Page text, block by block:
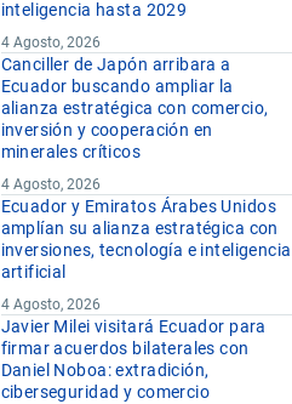
inteligencia hasta 2029
4 Agosto, 2026
Canciller de Japón arribara a
Ecuador buscando ampliar la
alianza estratégica con comercio,
inversión y cooperación en
minerales críticos
4 Agosto, 2026
Ecuador y Emiratos Árabes Unidos
amplían su alianza estratégica con
inversiones, tecnología e inteligencia
artificial
4 Agosto, 2026
Javier Milei visitará Ecuador para
firmar acuerdos bilaterales con
Daniel Noboa: extradición,
ciberseguridad y comercio